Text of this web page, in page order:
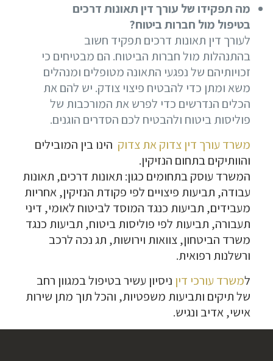
מה תפקידו של עורך דין תאונות דרכים
בטיפול מול חברות ביטוח?
לעורך דין תאונות דרכים תפקיד חשוב
בהתנהלות מול חברות הביטוח. הם מבטיחים כי
זכויותיהם של נפגעי התאונה מטופלים ומנהלים
משא ומתן כדי להבטיח פיצוי צודק. יש להם את
הכלים הנדרשים כדי לפרש את המורכבות של
פוליסות ביטוח ולהבטיח לכם הסדרים הוגנים.
משרד עורך דין צדוק את צדוק הינו בין המובילים
והוותיקים בתחום הנזיקין.
המשרד עוסק בתחומים כגון: תאונות דרכים, תאונות
עבודה, תביעות פיצויים לפי פקודת הנזיקין, אחריות
מעבידים, תביעות כנגד המוסד לביטוח לאומי, דיני
תעבורה, תביעות לפי פוליסות ביטוח, תביעות כנגד
משרד הביטחון, צוואות וירושות, תג נכה לרכב
ורשלנות רפואית.
למשרד עורכי דין ניסיון עשיר בטיפול במגוון רחב
של תיקים ותביעות משפטיות, והכל תוך מתן שירות
אישי, אדיב ונגיש.